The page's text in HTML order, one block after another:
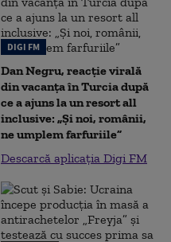
DIGI FM
Dan Negru, reacție virală
din vacanța în Turcia după
ce a ajuns la un resort all
inclusive: „Și noi, românii,
ne umplem farfuriile”
Descarcă aplicația Digi FM